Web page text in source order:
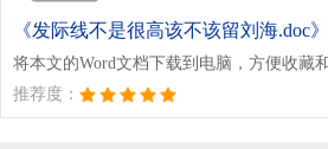
《发际线不是很高该不该留刘海.doc》
将本文的Word文档下载到电脑，方便收藏
推荐度：